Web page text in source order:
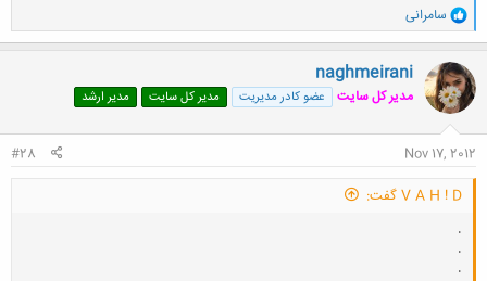
و
ا
ک
ن
ش
ه
ا
سامرانی
naghmeirani
مدیر کل سایت عضو کادر مدیریت مدیر کل سایت مدیر ارشد
Nov 17, 2012
#28
V A H ! D گفت:
.
.
.